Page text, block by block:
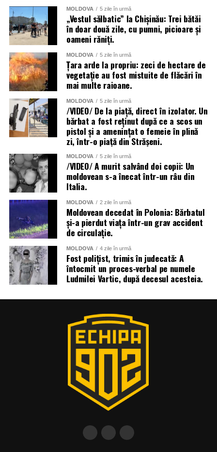
MOLDOVA 5 zile în urmă
„Vestul sălbatic” la Chișinău: Trei bătăi
în doar două zile, cu pumni, picioare și
oameni răniți.
MOLDOVA 5 zile în urmă
Țara arde la propriu: zeci de hectare de
vegetație au fost mistuite de flăcări în
mai multe raioane.
MOLDOVA 5 zile în urmă
/VIDEO/ De la piață, direct în izolator. Un
bărbat a fost reținut după ce a scos un
pistol și a amenințat o femeie în plină
zi, într-o piață din Strășeni.
MOLDOVA 5 zile în urmă
/VIDEO/ A murit salvând doi copii: Un
moldovean s-a înecat într-un râu din
Italia.
MOLDOVA 2 zile în urmă
Moldovean decedat în Polonia: Bărbatul
și-a pierdut viața într-un grav accident
de circulație.
MOLDOVA 4 zile în urmă
Fost polițist, trimis în judecată: A
întocmit un proces-verbal pe numele
Ludmilei Vartic, după decesul acesteia.